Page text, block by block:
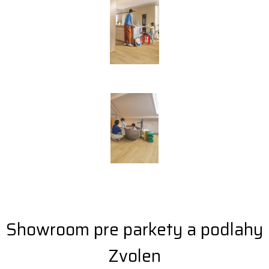
Showroom pre parkety a podlahy
Zvolen